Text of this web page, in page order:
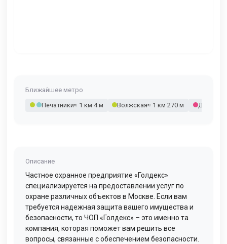
Ближайшее метро
Печатники≈ 1 км 4 м Волжская≈ 1 км 270 м Депо
Описание
Частное охранное предприятие «Голдекс»
специализируется на предоставлении услуг по
охране различных объектов в Москве. Если вам
требуется надежная защита вашего имущества и
безопасности, то ЧОП «Голдекс» – это именно та
компания, которая поможет вам решить все
вопросы, связанные с обеспечением безопасности.